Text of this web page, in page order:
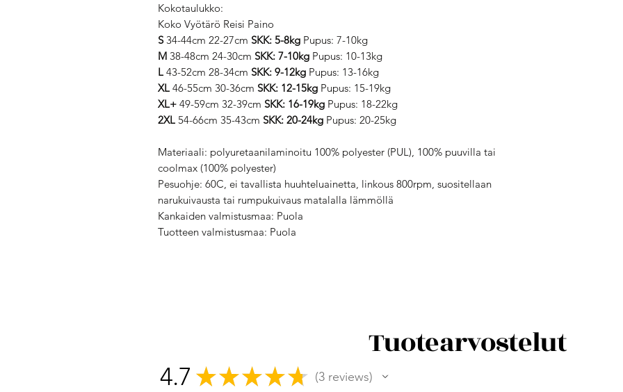
Kokotaulukko:
Koko Vyötärö Reisi Paino
S34-44cm 22-27cm SKK: 5-8kg Pupus: 7-10kg
M 38-48cm 24-30cm SKK: 7-10kg Pupus: 10-13kg
L 43-52cm 28-34cm SKK: 9-12kg Pupus: 13-16kg
XL 46-55cm 30-36cm SKK: 12-15kg Pupus: 15-19kg
XL+ 49-59cm 32-39cm SKK: 16-19kg Pupus: 18-22kg
2XL 54-66cm 35-43cm SKK: 20-24kg Pupus: 20-25kg
Materiaali: polyuretaanilaminoitu 100% polyester (PUL), 100% puuvilla tai
coolmax (100% polyester)
Pesuohje: 60C, ei tavallista huuhteluainetta, linkous 800rpm, suositellaan
narukuivausta tai rumpukuivaus matalalla lämmöllä
Kankaiden valmistusmaa: Puola
Tuotteen valmistusmaa: Puola
Tuotearvostelut
4.7 ★ ★ ★ ★ ★ 3reviews
3